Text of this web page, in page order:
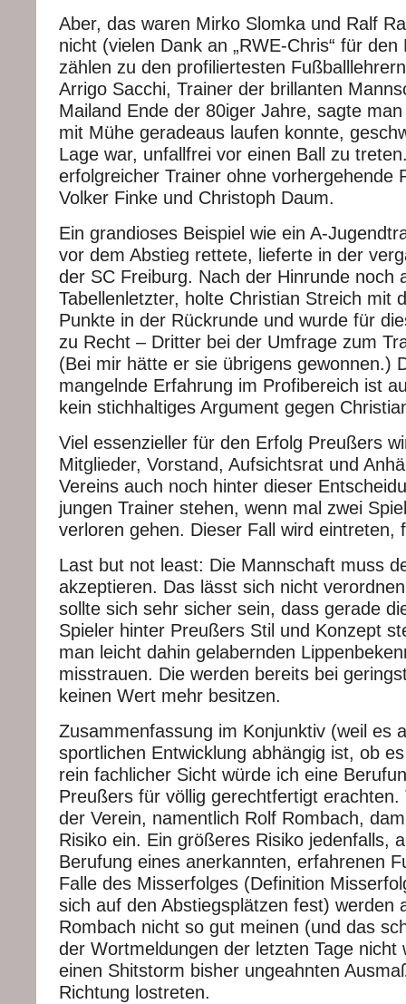
Aber, das waren Mirko Slomka und Ralf
nicht (vielen Dank an „RWE-Chris“ für den
zählen zu den profiliertesten
Arrigo Sacchi, Trainer der brillanten
Mailand Ende der 80iger Jahre, sagte
mit Mühe geradeaus laufen konnte,
Lage war, unfallfrei vor einen Ball zu
erfolgreicher Trainer ohne vorhergehende
Volker Finke und Christoph Daum.
Ein grandioses Beispiel wie ein A-
vor dem Abstieg rettete, lieferte in der
der SC Freiburg. Nach der Hinrunde noch
Tabellenletzter, holte Christian Streich mit
Punkte in der Rückrunde und wurde für
zu Recht – Dritter bei der Umfrage zum
(Bei mir hätte er sie übrigens gewonnen.)
mangelnde Erfahrung im Profibereich ist
kein stichhaltiges Argument gegen
Viel essenzieller für den Erfolg Preußers
Mitglieder, Vorstand, Aufsichtsrat und
Vereins auch noch hinter dieser
jungen Trainer stehen, wenn mal zwei
verloren gehen. Dieser Fall wird eintreten,
Last but not least: Die Mannschaft muss
akzeptieren. Das lässt sich nicht
sollte sich sehr sicher sein, dass gerade
Spieler hinter Preußers Stil und Konzept
man leicht dahin gelabernden
misstrauen. Die werden bereits bei
keinen Wert mehr besitzen.
Zusammenfassung im Konjunktiv (weil es
sportlichen Entwicklung abhängig ist, ob
rein fachlicher Sicht würde ich eine
Preußers für völlig gerechtfertigt erachten.
der Verein, namentlich Rolf Rombach,
Risiko ein. Ein größeres Risiko jedenfalls,
Berufung eines anerkannten, erfahrenen
Falle des Misserfolges (Definition
sich auf den Abstiegsplätzen fest) werden
Rombach nicht so gut meinen (und das
der Wortmeldungen der letzten Tage nicht
einen Shitstorm bisher ungeahnten
Richtung lostreten.